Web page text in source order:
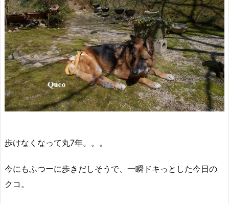
歩けなくなって丸7年。。。
今にもふつーに歩きだしそうで、一瞬ドキっとした今日の
クコ。